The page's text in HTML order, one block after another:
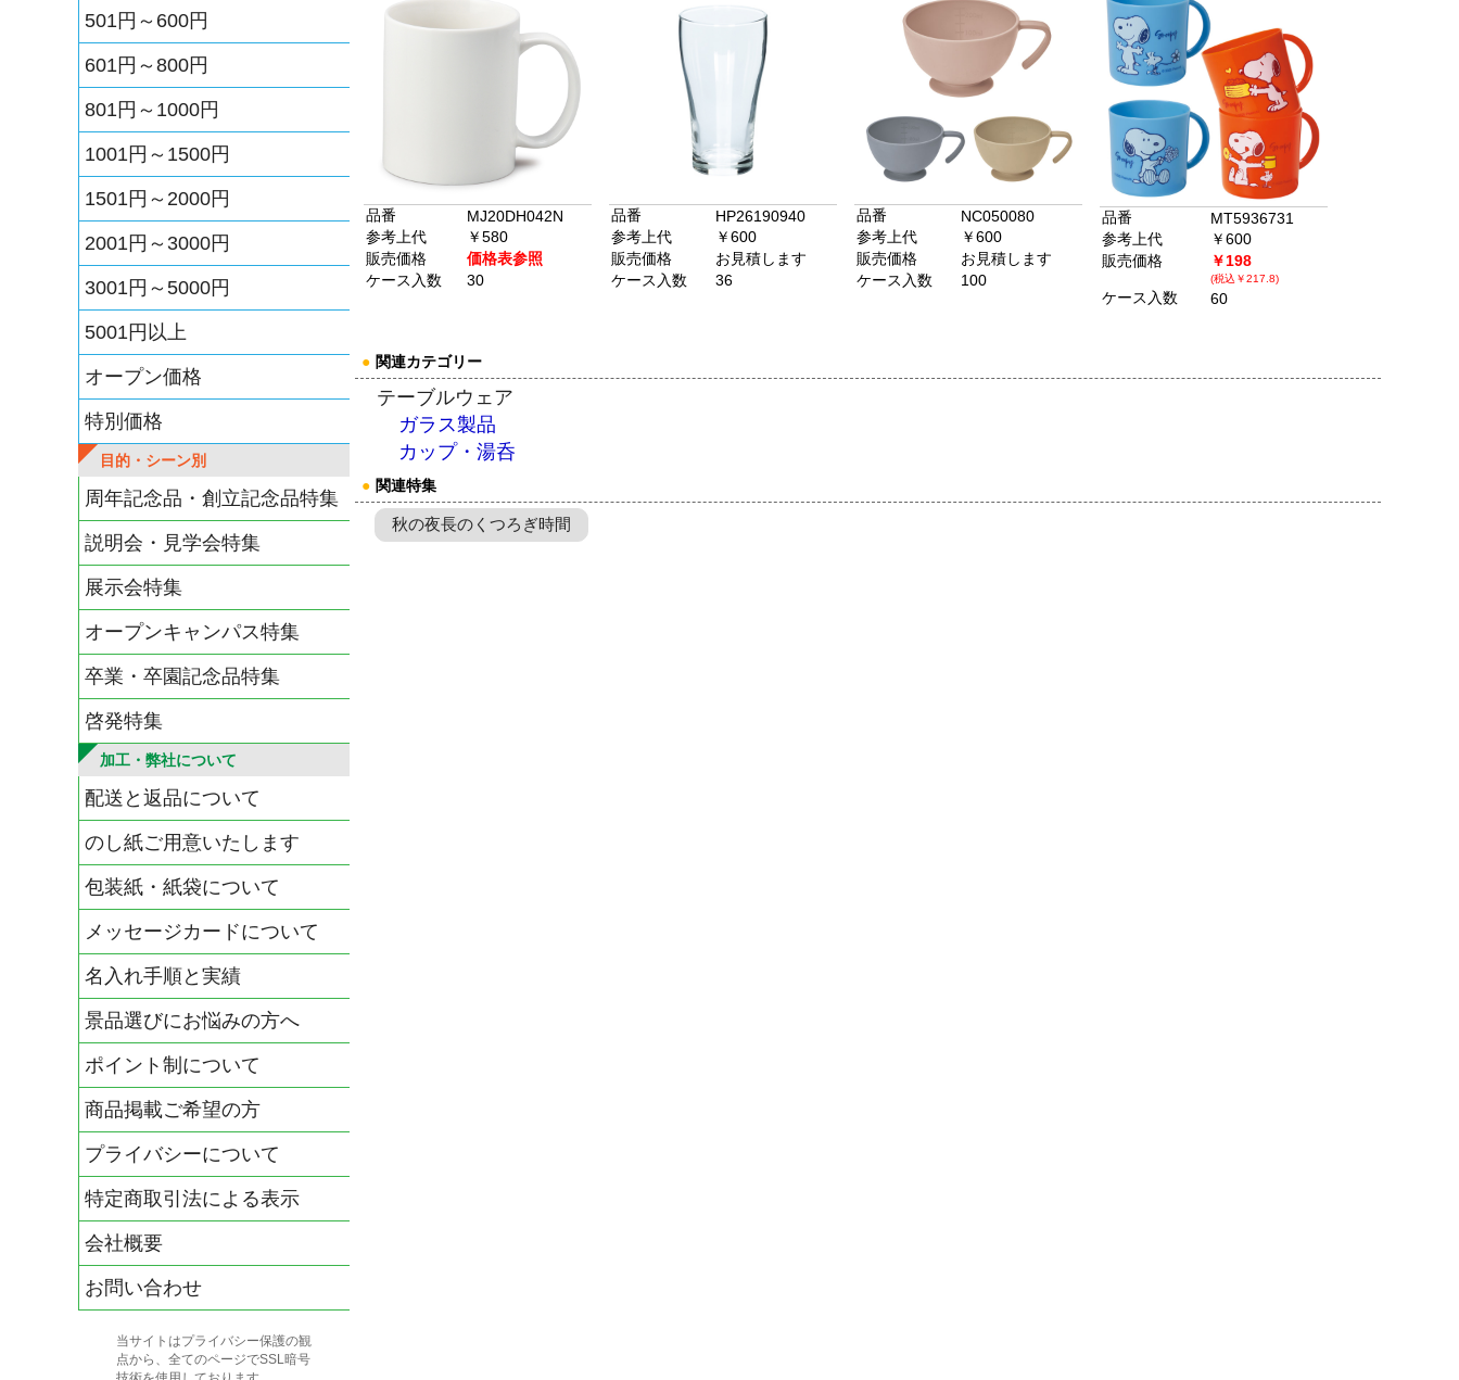
501円～600円
601円～800円
801円～1000円
1001円～1500円
1501円～2000円
2001円～3000円
3001円～5000円
5001円以上
オープン価格
特別価格
目的・シーン別
周年記念品・創立記念品特集
説明会・見学会特集
展示会特集
オープンキャンパス特集
卒業・卒園記念品特集
啓発特集
加工・弊社について
配送と返品について
のし紙ご用意いたします
包装紙・紙袋について
メッセージカードについて
名入れ手順と実績
景品選びにお悩みの方へ
ポイント制について
商品掲載ご希望の方
プライバシーについて
特定商取引法による表示
会社概要
お問い合わせ
当サイトはプライバシー保護の観
点から、全てのページでSSL暗号
品番
MJ20DH042N
参考上代
￥580
販売価格
価格表参照
ケース入数
30
品番
HP26190940
参考上代
￥600
販売価格
お見積します
ケース入数
36
品番
NC050080
参考上代
￥600
販売価格
お見積します
ケース入数
100
品番
MT5936731
参考上代
￥600
販売価格
￥198
(税込￥217.8)
ケース入数 60
● 関連カテゴリー
テーブルウェア
ガラス製品
カップ・湯呑
● 関連特集
秋の夜長のくつろぎ時間